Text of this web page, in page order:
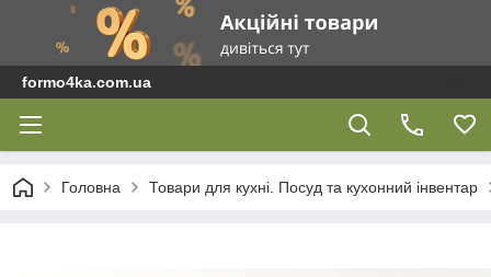
formo4ka.com.ua
Головна Товари для кухні. Посуд та кухонний інвентар